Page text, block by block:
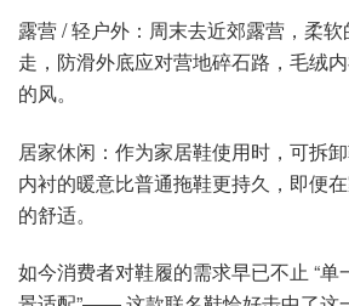
露营 / 轻户外：周末去近郊露营，柔
走，防滑外底应对营地碎石路，毛绒
的风。
居家休闲：作为家居鞋使用时，可拆
内衬的暖意比普通拖鞋更持久，即便
的舒适。
如今消费者对鞋履的需求早已不止 “单